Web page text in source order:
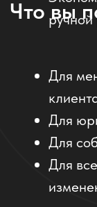
«Нужно было
описал задачу,
нужное
Олег,